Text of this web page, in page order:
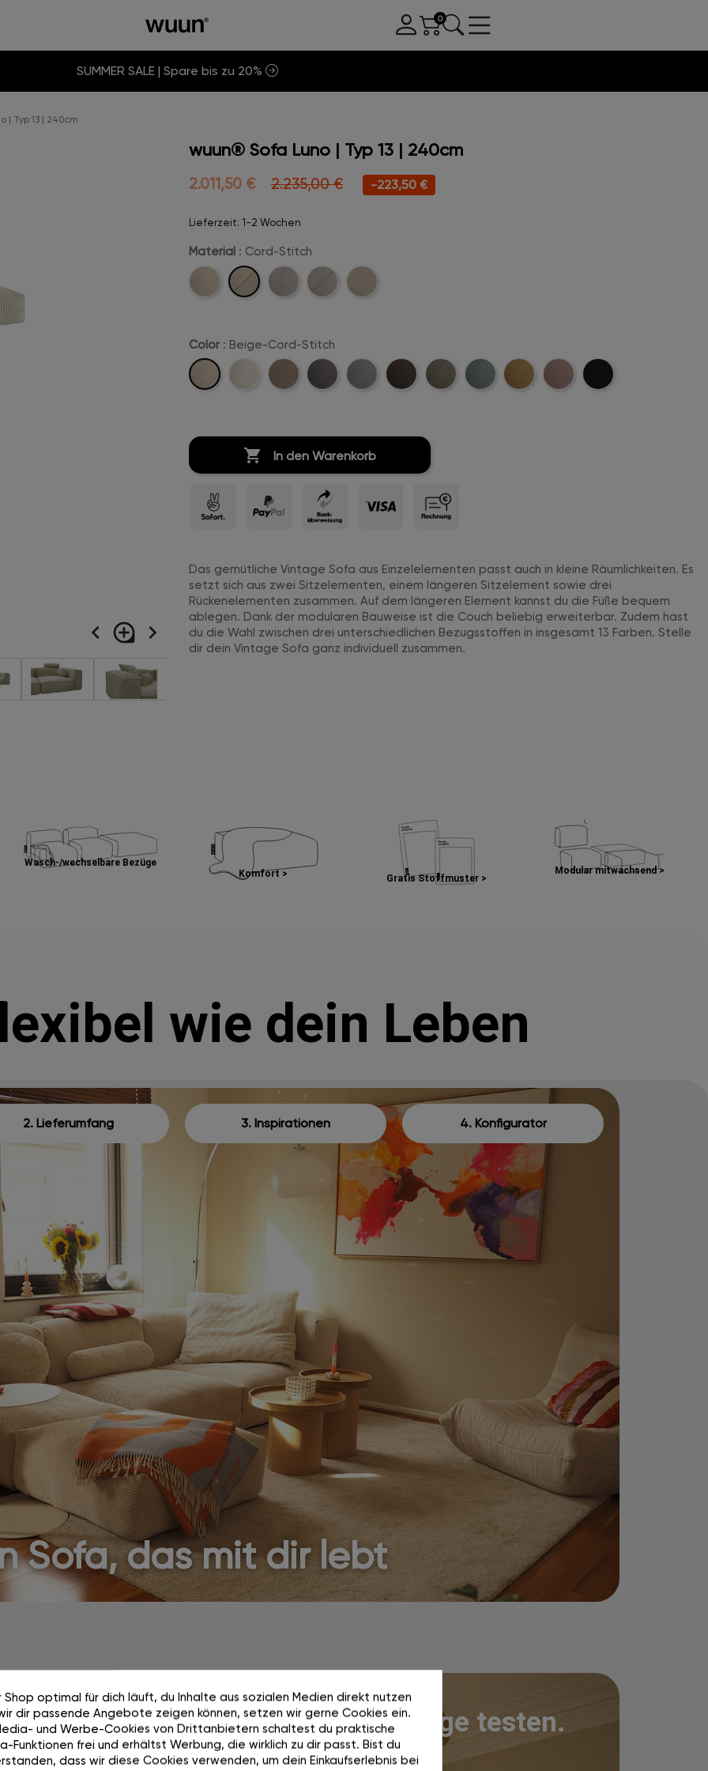
SUMMER SALE | Spare bis zu 20%
| Typ 13 | 240cm
navigate_before loupe navigate_next
wuun® Sofa Luno | Typ 13 | 240cm
2.011,50 € 2.235,00 € -223,50 €
Lieferzeit: 1-2 Wochen
Material : Cord-Stitch
Cord
Cord-
Stitch
Velvet
Velvet- Boucle
Color : Beige-Cord-Stitch
Beige-
Cord-
Creme-
Stitch
Sand-
Anthrazit-Hellgrau-Dunkelbraun-
Khaki-
Mintgreen-Mustard-Rosa-
Schwarz-
 In den Warenkorb
Das gemütliche Vintage Sofa aus Einzelelementen passt auch in kleine Räumlichkeiten. Es
setzt sich aus zwei Sitzelementen, einem längeren Sitzelement sowie drei
Rückenelementen zusammen. Auf dem längeren Element kannst du die Füße bequem
ablegen. Dank der modularen Bauweise ist die Couch beliebig erweiterbar. Zudem hast
du die Wahl zwischen drei unterschiedlichen Bezugsstoffen in insgesamt 13 Farben. Stelle
dir dein Vintage Sofa ganz individuell zusammen.
Wasch-/wechselbare Bezüge
Komfort >
Gratis Stoffmuster >
Modular mitwachsend >
wie dein Leben
2. Lieferumfang 3. Inspirationen 4. Konfigurator
Sofa, das mit dir lebt
Wächst mit dir mit. 100 Tage testen.
Shop optimal für dich läuft, du Inhalte aus sozialen Medien direkt nutzen
dir passende Angebote zeigen können, setzen wir gerne Cookies ein.
und Werbe-Cookies von Drittanbietern schaltest du praktische
Funktionen frei und erhältst Werbung, die wirklich zu dir passt. Bist du
dass wir diese Cookies verwenden, um dein Einkaufserlebnis bei